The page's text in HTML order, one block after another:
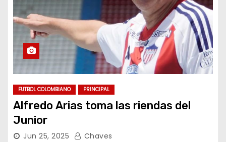
FUTBOL COLOMBIANO PRINCIPAL
Alfredo Arias toma las riendas del
Junior
Jun 25, 2025 Chaves